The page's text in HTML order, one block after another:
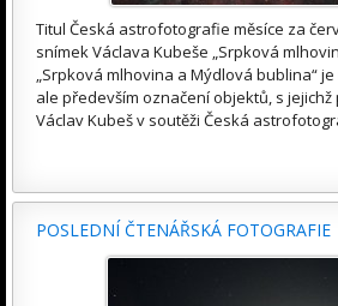
Titul Česká astrofotografie měsíce za
snímek Václava Kubeše „Srpková
„Srpková mlhovina a Mýdlová bublina“
ale především označení objektů, s
Václav Kubeš v soutěži Česká
POSLEDNÍ ČTENÁŘSKÁ FOTOGRAFIE